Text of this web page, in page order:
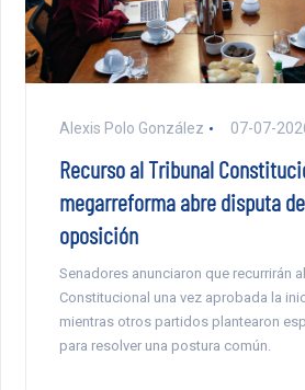
Alexis Polo González 07-07-
Recurso al Tribunal
megarreforma abre disputa
oposición
Senadores anunciaron que recurrirán
Constitucional una vez aprobada la
mientras otros partidos plantearon
para resolver una postura común.